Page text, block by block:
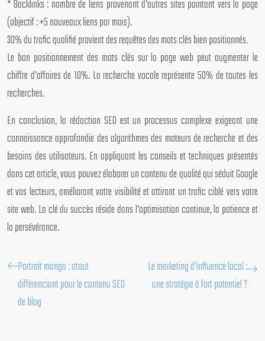
* Backlinks : nombre de liens provenant d’autres sites pointant vers la page
(objectif : +5 nouveaux liens par mois).
30% du trafic qualifié provient des requêtes des mots clés bien positionnés.
Le bon positionnement des mots clés sur la page web peut augmenter le
chiffre d’affaires de 10%. La recherche vocale représente 50% de toutes les
recherches.
En conclusion, la rédaction SEO est un processus complexe exigeant une
connaissance approfondie des algorithmes des moteurs de recherche et des
besoins des utilisateurs. En appliquant les conseils et techniques présentés
dans cet article, vous pouvez élaborer un contenu de qualité qui séduit Google
et vos lecteurs, améliorant votre visibilité et attirant un trafic ciblé vers votre
site web. La clé du succès réside dans l’optimisation continue, la patience et
la persévérance.
Portrait manga : atout
différenciant pour le contenu SEO
de blog
Le marketing d’influence local :
une stratégie à fort potentiel ?